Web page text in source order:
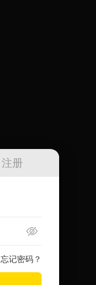
注册
忘记密码？